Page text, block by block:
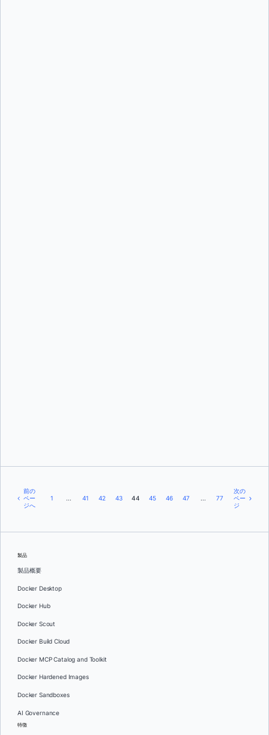
前の
ペー
ジへ
1 ... 41 42 43 44 45 46 47 ... 77
次の
ペー
ジ
製品
製品概要
Docker Desktop
Docker Hub
Docker Scout
Docker Build Cloud
Docker MCP Catalog and Toolkit
Docker Hardened Images
Docker Sandboxes
AI Governance
特徴